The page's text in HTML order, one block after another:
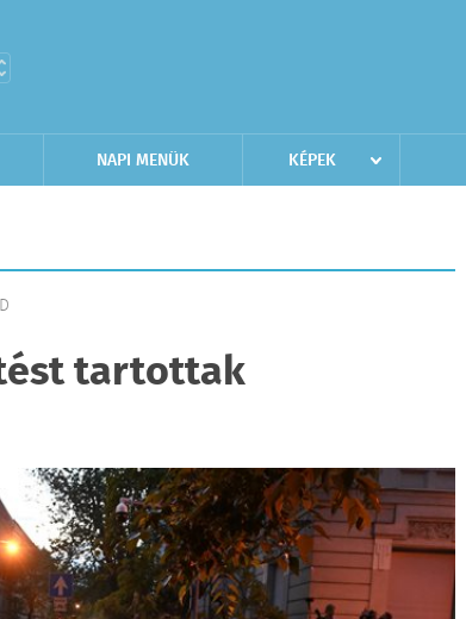
NAPI MENÜK KÉPEK
tartottak